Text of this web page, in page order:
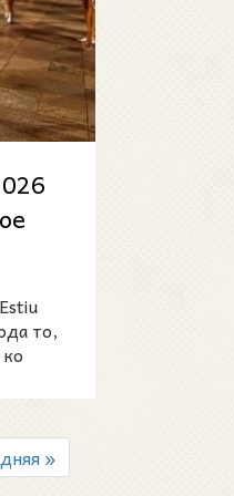
то,
»